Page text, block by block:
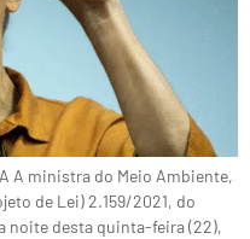
A ministra do Meio Ambiente,
de Lei) 2.159/2021, do
noite desta quinta-feira (22),